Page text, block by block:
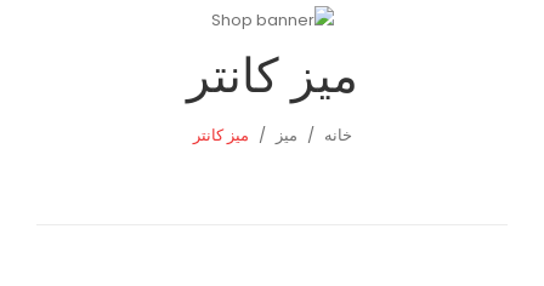
میز کانتر
خانه / میز / میز کانتر